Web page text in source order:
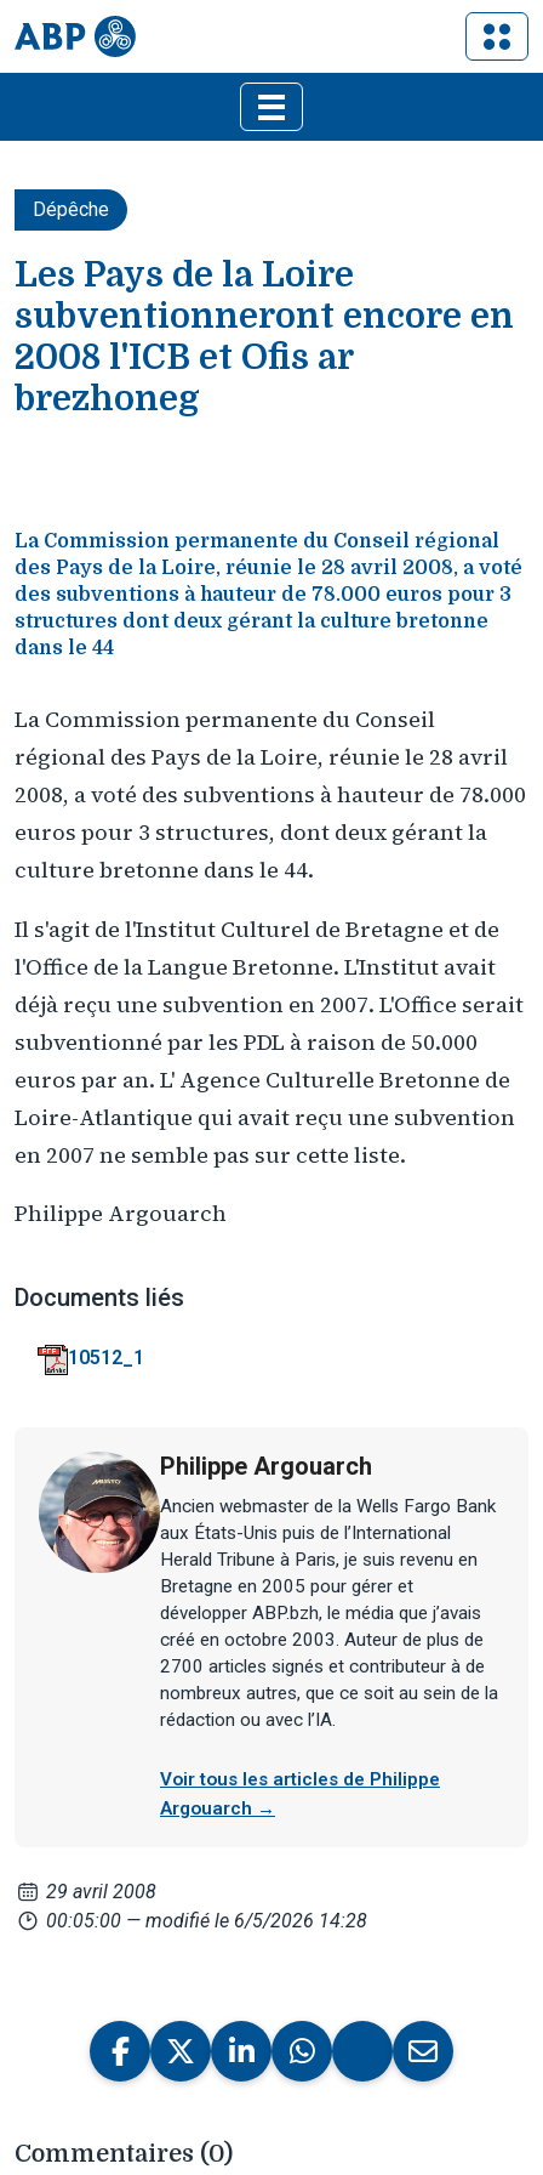
Dépêche
Les Pays de la Loire
subventionneront encore en
2008 l'ICB et Ofis ar
brezhoneg
La Commission permanente du Conseil régional
des Pays de la Loire, réunie le 28 avril 2008, a voté
des subventions à hauteur de 78.000 euros pour 3
structures dont deux gérant la culture bretonne
dans le 44
La Commission permanente du Conseil
régional des Pays de la Loire, réunie le 28 avril
2008, a voté des subventions à hauteur de 78.000
euros pour 3 structures, dont deux gérant la
culture bretonne dans le 44.
Il s'agit de l'Institut Culturel de Bretagne et de
l'Office de la Langue Bretonne. L'Institut avait
déjà reçu une subvention en 2007. L'Office serait
subventionné par les PDL à raison de 50.000
euros par an. L' Agence Culturelle Bretonne de
Loire-Atlantique qui avait reçu une subvention
en 2007 ne semble pas sur cette liste.
Philippe Argouarch
Documents liés
10512_1
Philippe Argouarch
Ancien webmaster de la Wells Fargo Bank
aux États-Unis puis de l’International
Herald Tribune à Paris, je suis revenu en
Bretagne en 2005 pour gérer et
développer ABP.bzh, le média que j’avais
créé en octobre 2003. Auteur de plus de
2700 articles signés et contributeur à de
nombreux autres, que ce soit au sein de la
rédaction ou avec l’IA.
Voir tous les articles de Philippe
Argouarch →
29 avril 2008
00:05:00 — modifié le 6/5/2026 14:28
Commentaires (0)